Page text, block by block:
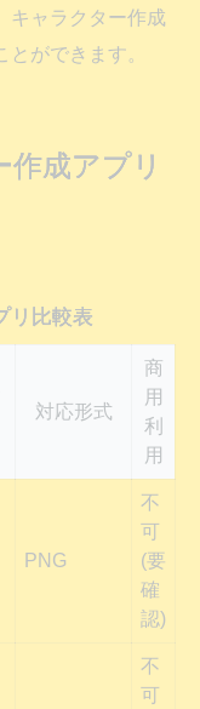
キャラクター作成
ができます。
成アプリ
リ比較表
対応形式
商
用
利
用
PNG
不
可
(要
確
認)
不
可